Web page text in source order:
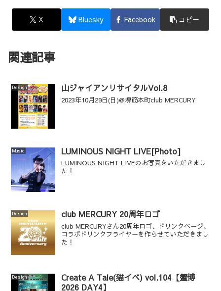
X Bluesky Facebook コピー
関連記事
Design 山ジャイアンリサイタルVol.8
2023年10月29日(日)@堺筋本町club MERCURY
Music LUMINOUS NIGHT LIVE[Photo]
LUMINOUS NIGHT LIVEのお写真をいただきまし
た！
Design club MERCURY 20周年ロゴ
club MERCURYさん20周年ロゴ、ドリンクページ、
コラボドリンクフライヤーを作らせていただきまし
た！
Design
Create A Tale(猫イベ) vol.104【蟹博
2026 DAY4】